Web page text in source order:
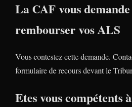
La CAF vous
rembourser vos ALS
Vous contestez cette demande.
formulaire de recours devant le
Etes vous compétents